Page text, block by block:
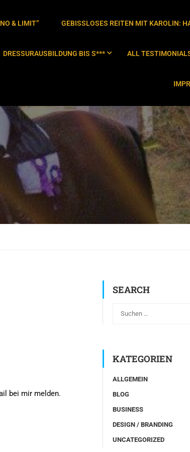
& LIMIT” GEBISSLOSES REITEN MIT KAROLIN:
DRESSURAUSBILDUNG BIS S*** ALL
bei mir melden.
SEARCH
KATEGORIEN
ALLGEMEIN
BLOG
BUSINESS
DESIGN / BRANDING
UNCATEGORIZED